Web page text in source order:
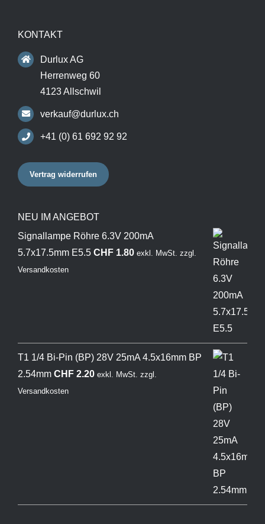
KONTAKT
Durlux AG
Herrenweg 60
4123 Allschwil
verkauf@durlux.ch
+41 (0) 61 692 92 92
Vertrag widerrufen
NEU IM ANGEBOT
Signallampe Röhre 6.3V 200mA
5.7x17.5mm E5.5 CHF1.80 exkl. MwSt. zzgl.
Versandkosten
T1 1/4 Bi-Pin (BP) 28V 25mA 4.5x16mm BP
2.54mm CHF2.20 exkl. MwSt. zzgl.
Versandkosten